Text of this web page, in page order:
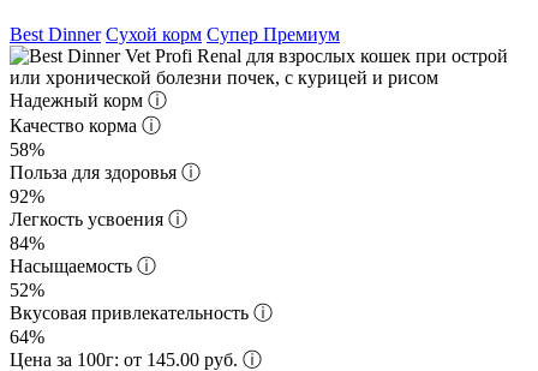
Best Dinner Сухой корм Супер Премиум
Надежный корм ⓘ
Качество корма ⓘ
58%
Польза для здоровья ⓘ
92%
Легкость усвоения ⓘ
84%
Насыщаемость ⓘ
52%
Вкусовая привлекательность ⓘ
64%
Цена за 100г: от 145.00 руб. ⓘ